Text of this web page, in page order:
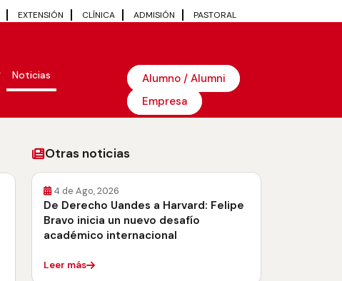
EXTENSIÓN CLÍNICA ADMISIÓN PASTORAL
Noticias
Alumno / Alumni
Empresa
Otras noticias
4 de Ago, 2026
De Derecho Uandes a Harvard: Felipe
Bravo inicia un nuevo desafío
académico internacional
Leer más